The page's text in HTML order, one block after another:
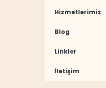
Hizmetlerimiz
Blog
Linkler
İletişim